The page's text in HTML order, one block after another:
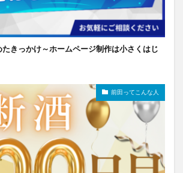
きっかけ～ホームページ制作は小さくはじ
前田ってこんな人